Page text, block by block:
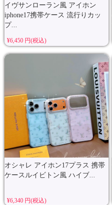
イヴサンローラン風 アイホン
iphone17携帯ケース 流行りカッ
プ...
¥6,450 円(税込)
オシャレ アイホン17プラス 携帯
ケースルイビトン風 ハイブ...
¥6,340 円(税込)